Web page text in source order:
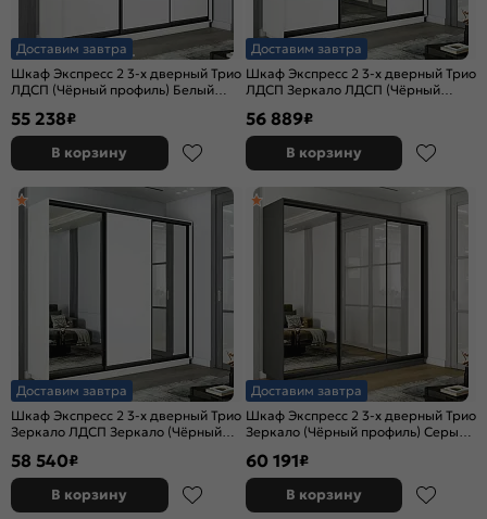
Доставим завтра
Шкаф Экспресс 2 3-х дверный Трио
ЛДСП (Чёрный профиль) Белый
55 238₽
В корзину
Доставим завтра
Шкаф Экспресс 2 3-х дверный Трио
ЛДСП Зеркало ЛДСП (Чёрный
2400x2400x450
56 889₽
В корзину
Доставим завтра
Шкаф Экспресс 2 3-х дверный Трио
Зеркало ЛДСП Зеркало (Чёрный
2400x2400x450
58 540₽
В корзину
Доставим завтра
Шкаф Экспресс 2 3-х дверный Трио
Зеркало (Чёрный профиль) Серый
60 191₽
В корзину